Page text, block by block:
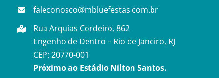
faleconosco@mbluefestas.com.br
Rua Arquias Cordeiro, 862
Engenho de Dentro – Rio de Janeiro, RJ
CEP: 20770-001
Próximo ao Estádio Nilton Santos.